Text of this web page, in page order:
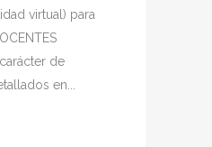
virtual) para
de
en...